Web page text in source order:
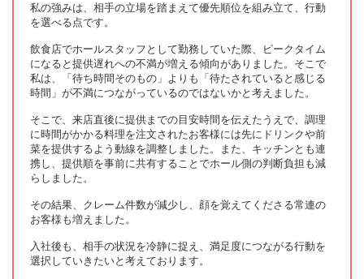
私の強みは、相手の立場を踏まえて優先順位を組み立て、行動
を選べる点です。
飲食店でホールスタッフとして勤務していた際、ピークタイム
になると提供遅れへの不満が増える傾向がありました。そこで
私は、「待ち時間そのもの」よりも「待たされていると感じる
時間」が不満につながっているのではないかと考えました。
そこで、来店直後に提供までの目安時間を伝えたうえで、調理
に時間がかかる料理を注文されたお客様には先にドリンクや前
菜を提供するよう動線を調整しました。また、キッチンとも連
携し、提供順を事前に共有することでホール側の判断負担も減
らしました。
その結果、クレーム件数が減少し、顔を覚えてくださる常連の
お客様も増えました。
入社後も、相手の状況を冷静に捉え、満足度につながる行動を
選択していきたいと考えております。